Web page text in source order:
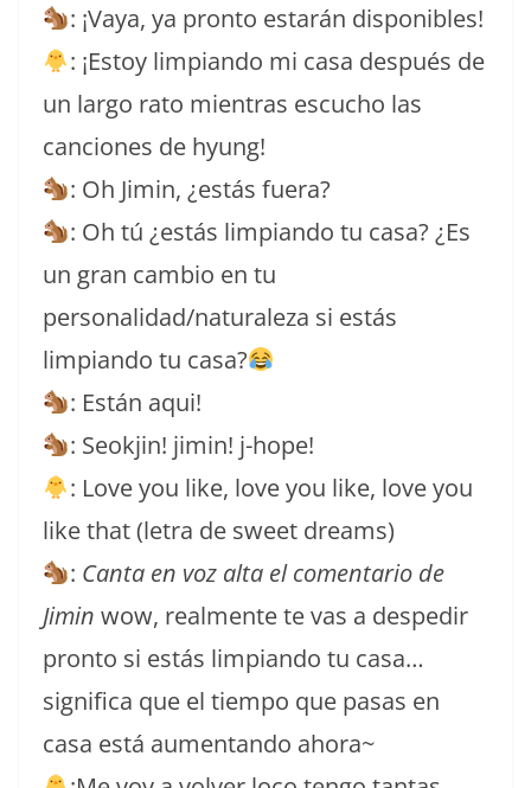
: ¡Vaya, ya pronto estarán disponibles!
: ¡Estoy limpiando mi casa después de
un largo rato mientras escucho las
canciones de hyung!
: Oh Jimin, ¿estás fuera?
: Oh tú ¿estás limpiando tu casa? ¿Es
un gran cambio en tu
personalidad/naturaleza si estás
limpiando tu casa?
: Están aqui!
: Seokjin! jimin! j-hope!
: Love you like, love you like, love you
like that (letra de sweet dreams)
: Canta en voz alta el comentario de
Jimin wow, realmente te vas a despedir
pronto si estás limpiando tu casa…
significa que el tiempo que pasas en
casa está aumentando ahora~